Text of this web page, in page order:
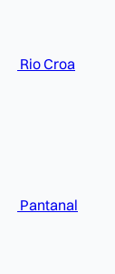
Rio Croa
Pantanal